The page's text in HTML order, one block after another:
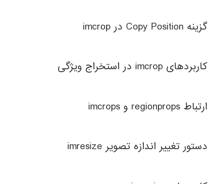
گزینه Copy Position در imcrop
کاربردهای imcrop در استخراج ویژگی
ارتباط regionprops و imcrops
دستور تغییر اندازه تصویر imresize